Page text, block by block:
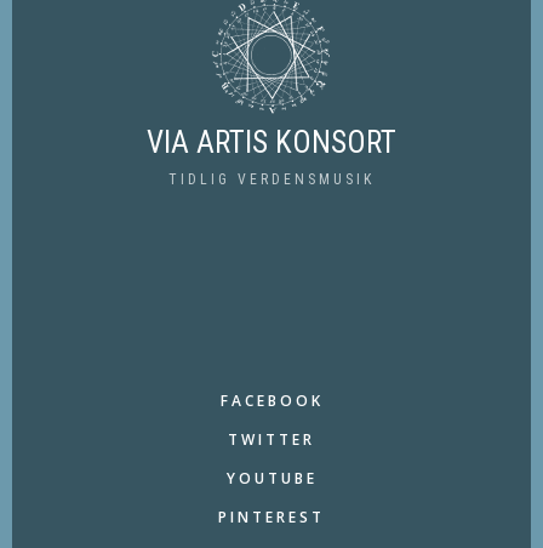
VIA ARTIS KONSORT
TIDLIG VERDENSMUSIK
FACEBOOK
TWITTER
YOUTUBE
PINTEREST